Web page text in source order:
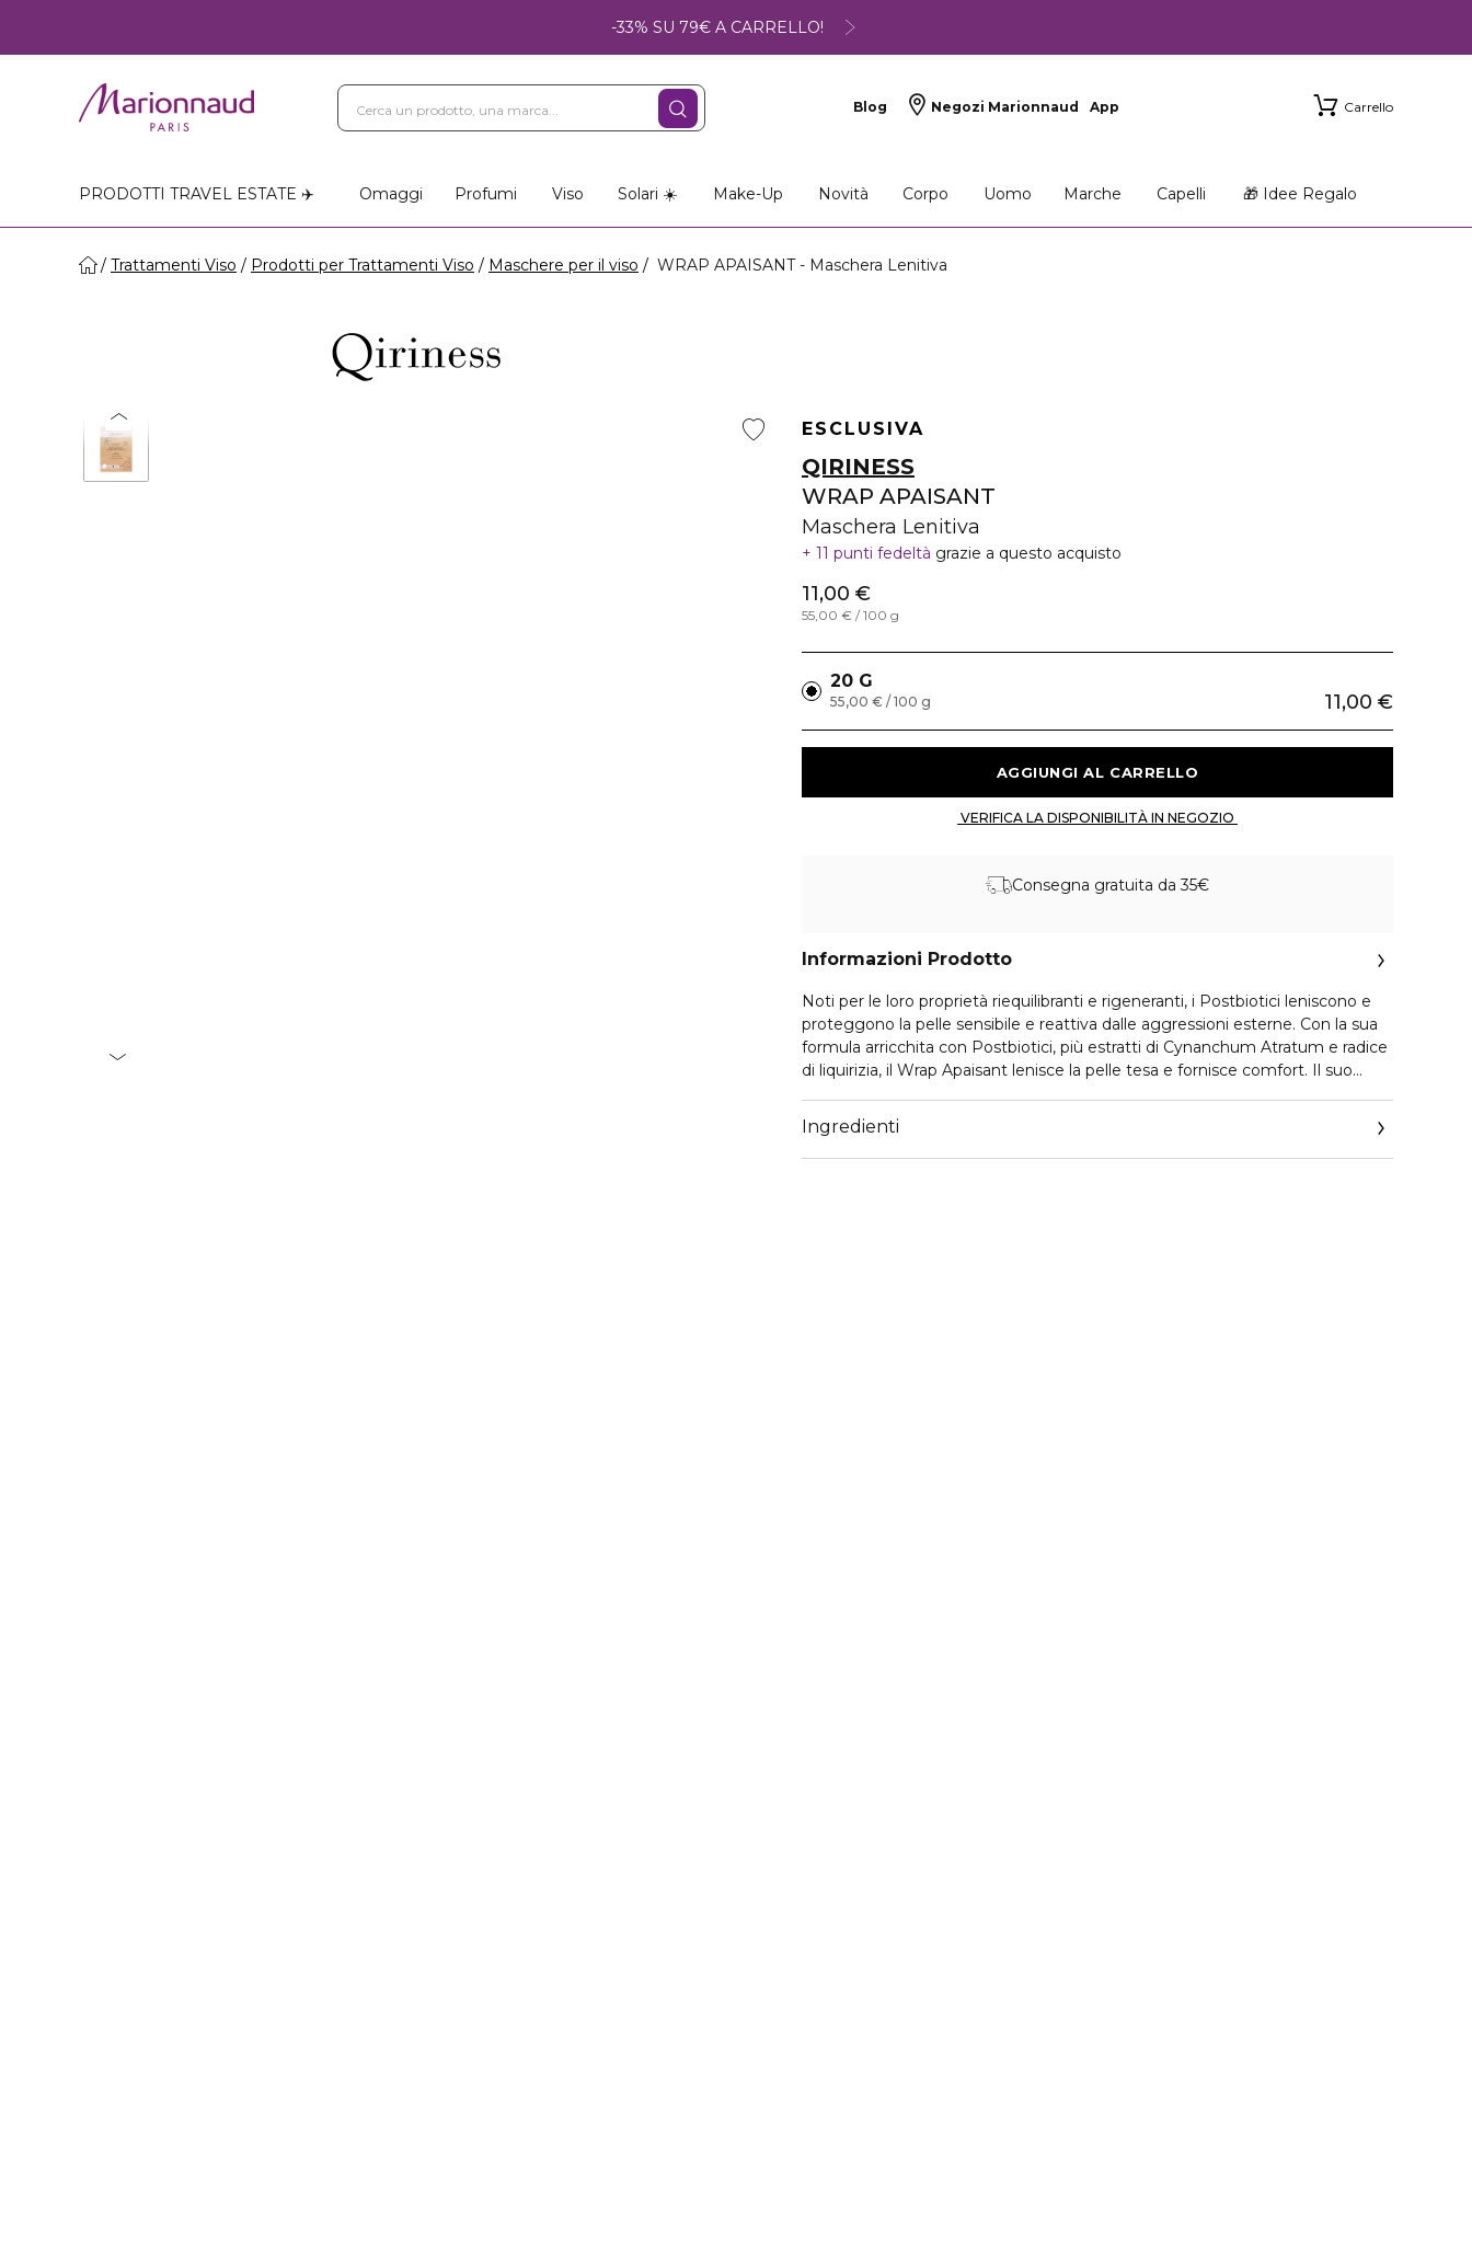
-33% SU 79€ A CARRELLO!
Blog Negozi Marionnaud App Carrello
PRODOTTI TRAVEL ESTATE ✈️ Omaggi Profumi Viso Solari ☀️ Make-Up Novità Corpo Uomo Marche Capelli 🎁 Idee Regalo
Trattamenti Viso Prodotti per Trattamenti Viso Maschere per il viso WRAP APAISANT - Maschera Lenitiva
ESCLUSIVA
QIRINESS
WRAP APAISANT
Maschera Lenitiva
11 punti fedeltà grazie a questo acquisto
11,00 €
55,00 € / 100 g
20 G
11,00 €
55,00 € / 100 g
Consegna gratuita da 35€
Informazioni Prodotto
Noti per le loro proprietà riequilibranti e rigeneranti, i Postbiotici leniscono e
proteggono la pelle sensibile e reattiva dalle aggressioni esterne. Con la sua
formula arricchita con Postbiotici, più estratti di Cynanchum Atratum e radice
di liquirizia, il Wrap Apaisant lenisce la pelle tesa e fornisce comfort. Il suo
ottimale dei suoi principi attivi nel cuore della pelle.
Questo concentrato di cura con ingredienti naturali contiene tutti i principi
attivi necessari per proteggere e alleviare istantaneamente la pelle
Ingredienti